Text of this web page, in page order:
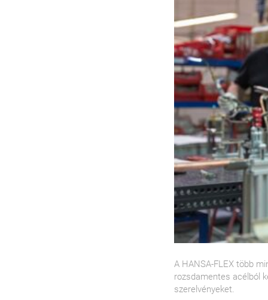
A HANSA-FLEX több
rozsdamentes acélból
szerelvényeket.